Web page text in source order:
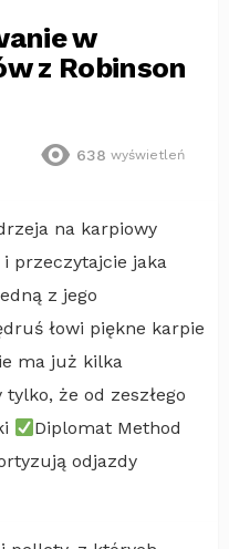
w
z Robinson
638 wyświetleń
na karpiowy
przeczytajcie jaka
z jego
łowi piękne karpie
ma już kilka
że od zeszłego
Diplomat Method
odjazdy